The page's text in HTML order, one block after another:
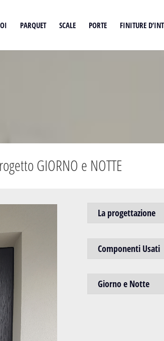
PARQUET SCALE PORTE FINITURE
GIORNO e NOTTE
La progettazione
Componenti Usati
Giorno e Notte